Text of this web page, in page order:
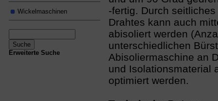
Wickelmaschinen
Erweiterte Suche
-fertig. Durch
Drahtes kann auch
abisoliert werden
unterschiedlichen
Abisoliermaschine an
und Isolationsmaterial
optimiert werden.